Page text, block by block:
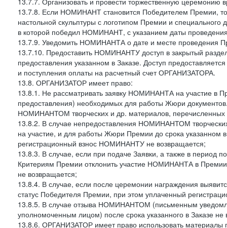
13.7.8. Если НОМИНАНТ становится Победителем Премии,
настольной скульптуры с логотипом Премии и
в которой победил НОМИНАНТ, с указанием даты
13.7.9. Уведомить НОМИНАНТА о дате и месте проведения
13.7.10. Предоставить НОМИНАНТУ доступ в закрытый
предоставления указанном в Заказе. Доступ
и поступления оплаты на расчетный счет ОРГАНИЗАТОРА.
13.8. ОРГАНИЗАТОР имеет право:
13.8.1. Не рассматривать заявку НОМИНАНТА на участие в
предоставления) необходимых для работы Жюри
НОМИНАНТОМ творческих и др. материалов, перечисленных
13.8.2. В случае непредоставления НОМИНАНТОМ
на участие, и для работы Жюри Премии до срока
регистрационный взнос НОМИНАНТУ не возвращается;
13.8.3. В случае, если при подаче Заявки, а также в период
Критериям Премии отклонить участие НОМИНАНТА в
не возвращается;
13.8.4. В случае, если после церемонии награждения
статус Победителя Премии, при этом уплаченный
13.8.5. В случае отзыва НОМИНАНТОМ (письменным
уполномоченным лицом) после срока указанного в Заказе
13.8.6. ОРГАНИЗАТОР имеет право использовать